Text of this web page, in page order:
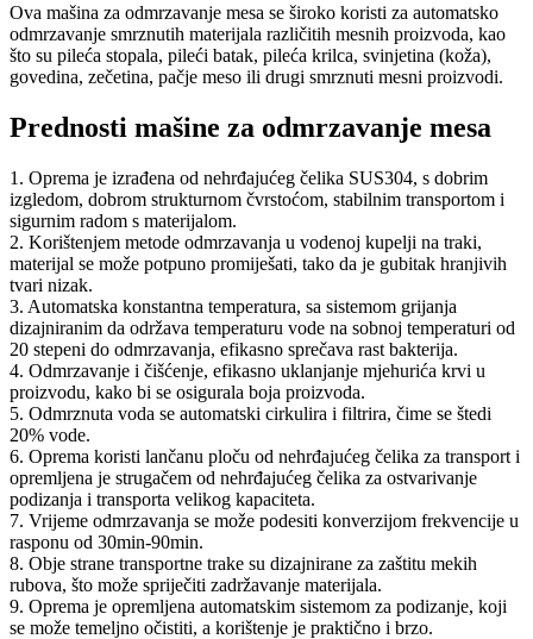
Ova mašina za odmrzavanje mesa se široko koristi za automatsko
odmrzavanje smrznutih materijala različitih mesnih proizvoda, kao
što su pileća stopala, pileći batak, pileća krilca, svinjetina (koža),
govedina, zečetina, pačje meso ili drugi smrznuti mesni proizvodi.
Prednosti mašine za odmrzavanje mesa
1. Oprema je izrađena od nehrđajućeg čelika SUS304, s dobrim
izgledom, dobrom strukturnom čvrstoćom, stabilnim transportom i
sigurnim radom s materijalom.
2. Korištenjem metode odmrzavanja u vodenoj kupelji na traki,
materijal se može potpuno promiješati, tako da je gubitak hranjivih
tvari nizak.
3. Automatska konstantna temperatura, sa sistemom grijanja
dizajniranim da održava temperaturu vode na sobnoj temperaturi od
20 stepeni do odmrzavanja, efikasno sprečava rast bakterija.
4. Odmrzavanje i čišćenje, efikasno uklanjanje mjehurića krvi u
proizvodu, kako bi se osigurala boja proizvoda.
5. Odmrznuta voda se automatski cirkulira i filtrira, čime se štedi
20% vode.
6. Oprema koristi lančanu ploču od nehrđajućeg čelika za transport i
opremljena je strugačem od nehrđajućeg čelika za ostvarivanje
podizanja i transporta velikog kapaciteta.
7. Vrijeme odmrzavanja se može podesiti konverzijom frekvencije u
rasponu od 30min-90min.
8. Obje strane transportne trake su dizajnirane za zaštitu mekih
rubova, što može spriječiti zadržavanje materijala.
9. Oprema je opremljena automatskim sistemom za podizanje, koji
se može temeljno očistiti, a korištenje je praktično i brzo.